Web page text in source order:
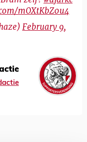
mOXtKbZ0u4
February 9,